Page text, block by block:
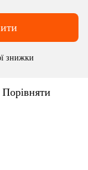
знижки
Порівняти